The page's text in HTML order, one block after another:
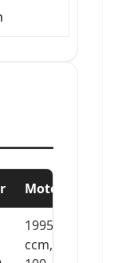
Motor
1995
ccm,